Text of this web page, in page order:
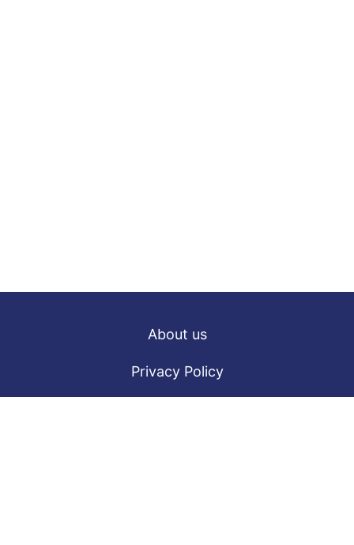
About us
Privacy Policy